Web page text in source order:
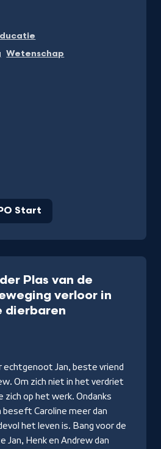
Wetenschap
Start
Plas van de
verloor in
dierbaren
echtgenoot Jan, beste vriend
Om zich niet in het verdriet
op het werk. Ondanks
beseft Caroline meer dan
het leven is. Bang voor de
Jan, Henk en Andrew dan